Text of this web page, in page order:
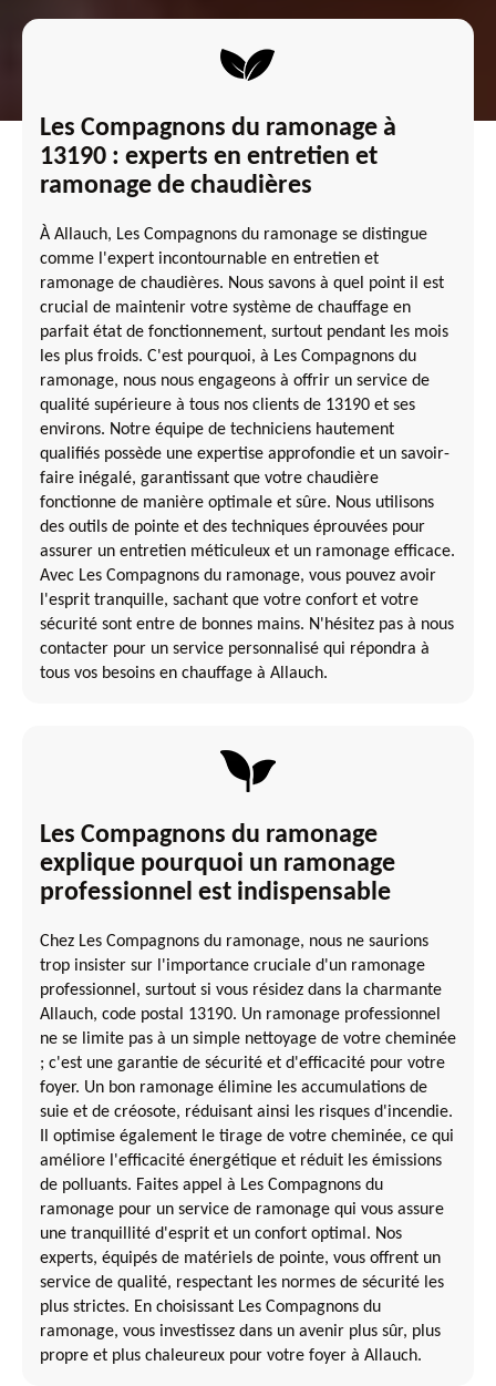
Les Compagnons du ramonage à
13190 : experts en entretien et
ramonage de chaudières
À Allauch, Les Compagnons du ramonage se distingue
comme l'expert incontournable en entretien et
ramonage de chaudières. Nous savons à quel point il est
crucial de maintenir votre système de chauffage en
parfait état de fonctionnement, surtout pendant les mois
les plus froids. C'est pourquoi, à Les Compagnons du
ramonage, nous nous engageons à offrir un service de
qualité supérieure à tous nos clients de 13190 et ses
environs. Notre équipe de techniciens hautement
qualifiés possède une expertise approfondie et un savoir-
faire inégalé, garantissant que votre chaudière
fonctionne de manière optimale et sûre. Nous utilisons
des outils de pointe et des techniques éprouvées pour
assurer un entretien méticuleux et un ramonage efficace.
Avec Les Compagnons du ramonage, vous pouvez avoir
l'esprit tranquille, sachant que votre confort et votre
sécurité sont entre de bonnes mains. N'hésitez pas à nous
contacter pour un service personnalisé qui répondra à
tous vos besoins en chauffage à Allauch.
Les Compagnons du ramonage
explique pourquoi un ramonage
professionnel est indispensable
Chez Les Compagnons du ramonage, nous ne saurions
trop insister sur l'importance cruciale d'un ramonage
professionnel, surtout si vous résidez dans la charmante
Allauch, code postal 13190. Un ramonage professionnel
ne se limite pas à un simple nettoyage de votre cheminée
; c'est une garantie de sécurité et d'efficacité pour votre
foyer. Un bon ramonage élimine les accumulations de
suie et de créosote, réduisant ainsi les risques d'incendie.
Il optimise également le tirage de votre cheminée, ce qui
améliore l'efficacité énergétique et réduit les émissions
de polluants. Faites appel à Les Compagnons du
ramonage pour un service de ramonage qui vous assure
une tranquillité d'esprit et un confort optimal. Nos
experts, équipés de matériels de pointe, vous offrent un
service de qualité, respectant les normes de sécurité les
plus strictes. En choisissant Les Compagnons du
ramonage, vous investissez dans un avenir plus sûr, plus
propre et plus chaleureux pour votre foyer à Allauch.